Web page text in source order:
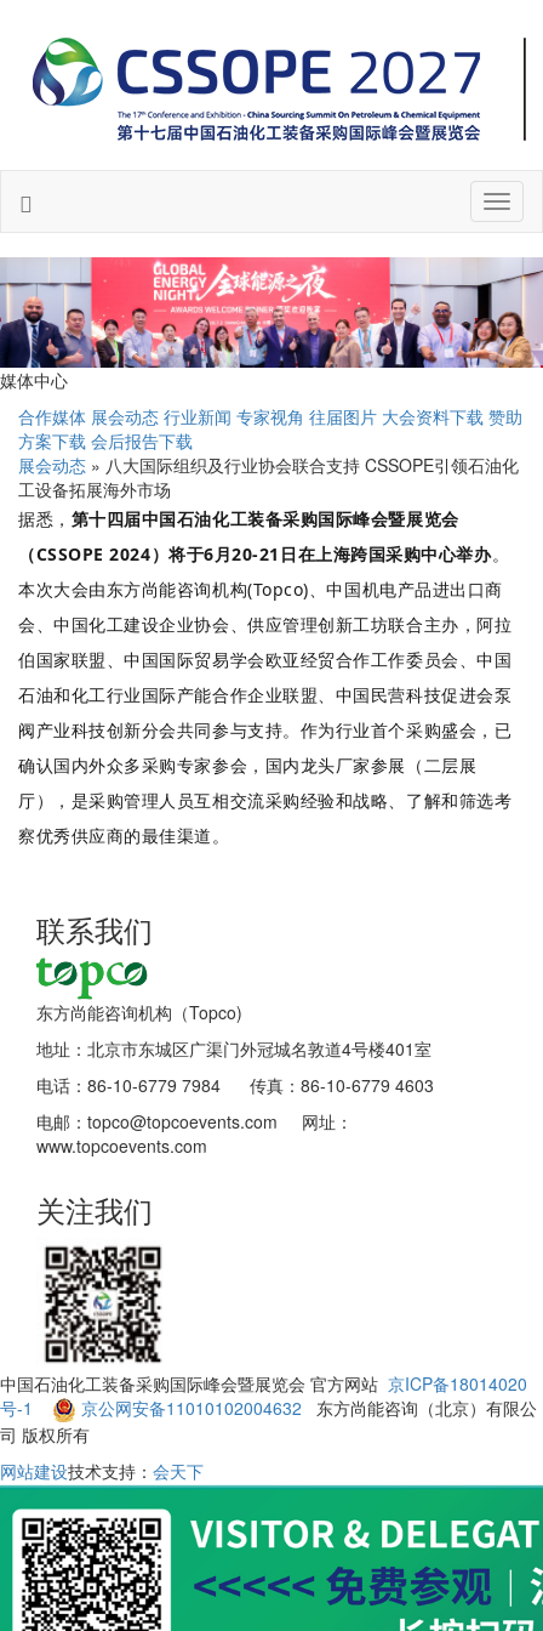
媒体中心
合作媒体 展会动态 行业新闻 专家视角 往届图片 大会资料下载 赞助
方案下载 会后报告下载
展会动态 » 八大国际组织及行业协会联合支持 CSSOPE引领石油化
工设备拓展海外市场
据悉， 第十四届中国石油化工装备采购国际峰会暨展览会
（CSSOPE 2024）将于6月20-21日在上海跨国采购中心举办。
本次大会由东方尚能咨询机构(Topco)、中国机电产品进出口商
会、中国化工建设企业协会、供应管理创新工坊联合主办，阿拉
伯国家联盟、中国国际贸易学会欧亚经贸合作工作委员会、中国
石油和化工行业国际产能合作企业联盟、中国民营科技促进会泵
阀产业科技创新分会共同参与支持。作为行业首个采购盛会，已
确认国内外众多采购专家参会，国内龙头厂家参展（二层展
厅），是采购管理人员互相交流采购经验和战略、了解和筛选考
察优秀供应商的最佳渠道。
联系我们
东方尚能咨询机构（Topco)
地址：北京市东城区广渠门外冠城名敦道4号楼401室
电话：86-10-6779 7984 传真：86-10-6779 4603
电邮：topco@topcoevents.com 网址：
www.topcoevents.com
关注我们
中国石油化工装备采购国际峰会暨展览会 官方网站 京ICP备18014020
号-1
京公网安备11010102004632 东方尚能咨询（北京）有限公
司 版权所有
网站建设技术支持： 会天下